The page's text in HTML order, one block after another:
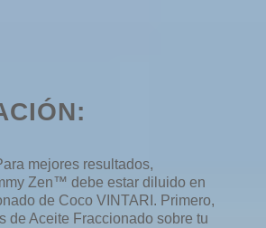
mejores resultados,
Zen™ debe estar diluido en
de Coco VINTARI. Primero,
de Aceite Fraccionado sobre tu